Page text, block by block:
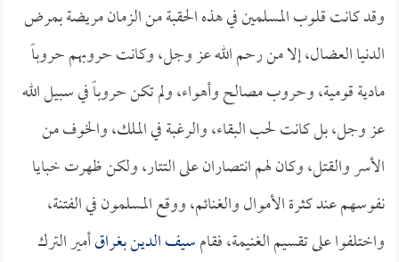
وقد كانت قلوب المسلمين في هذه الحقبة من الزمان مريضة بمرض
الدنيا العضال، إلا من رحم الله عز وجل، وكانت حروبهم حروباً
مادية قومية، وحروب مصالح وأهواء، ولم تكن حروباً في سبيل الله
عز وجل، بل كانت لحب البقاء، والرغبة في الملك، والخوف من
الأسر والقتل، وكان لهم انتصاران على التتار، ولكن ظهرت خبايا
نفوسهم عند كثرة الأموال والغنائم، ووقع المسلمون في الفتنة،
واختلفوا على تقسيم الغنيمة، فقامسيف الدين بغراقأمير الترك